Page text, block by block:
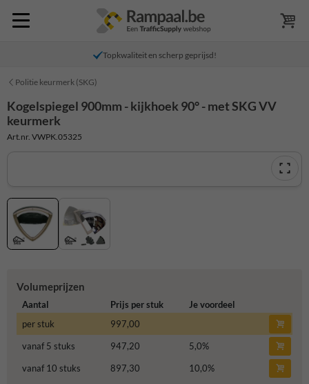
Topkwaliteit en scherp geprijsd!
Politie keurmerk (SKG)
Kogelspiegel 900mm - kijkhoek 90° - met SKG VV
keurmerk
Art.nr. VWPK.05325
Volumeprijzen
Aantal Prijs per stuk
Je voordeel
per stuk
997,00
vanaf 5 stuks
947,20 5,0%
vanaf 10 stuks
897,30 10,0%